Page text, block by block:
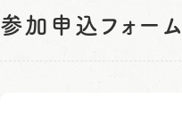
参加申込フォーム